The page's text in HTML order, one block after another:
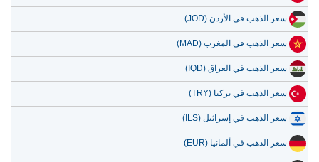
سعر الذهب في الأردن (JOD)
سعر الذهب في المغرب (MAD)
سعر الذهب في العراق (IQD)
سعر الذهب في تركيا (TRY)
سعر الذهب في إسرائيل (ILS)
سعر الذهب في ألمانيا (EUR)